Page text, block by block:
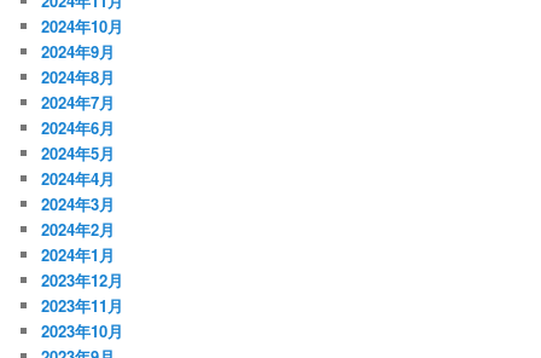
2024年10月
2024年9月
2024年8月
2024年7月
2024年6月
2024年5月
2024年4月
2024年3月
2024年2月
2024年1月
2023年12月
2023年11月
2023年10月